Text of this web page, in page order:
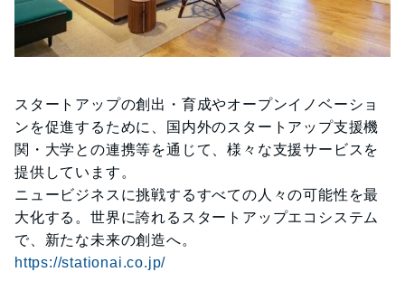
スタートアップの創出・育成やオープンイノベーショ
ンを促進するために、国内外のスタートアップ支援機
関・大学との連携等を通じて、様々な支援サービスを
提供しています。
ニュービジネスに挑戦するすべての人々の可能性を最
大化する。世界に誇れるスタートアップエコシステム
で、新たな未来の創造へ。
https://stationai.co.jp/